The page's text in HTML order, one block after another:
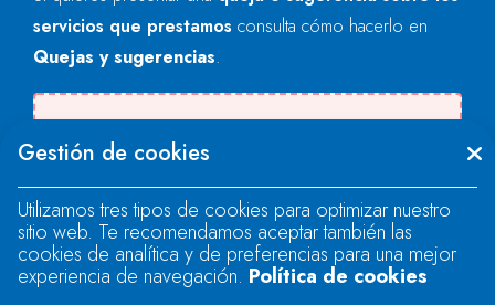
servicios que prestamos consulta cómo hacerlo en
Quejas y sugerencias.
"text".
Se produjo un error al cargar el campo
"text".
Gestión de cookies
Utilizamos tres tipos de cookies para optimizar nuestro
sitio web. Te recomendamos aceptar también las
cookies de analítica y de preferencias para una mejor
experiencia de navegación. Política de cookies